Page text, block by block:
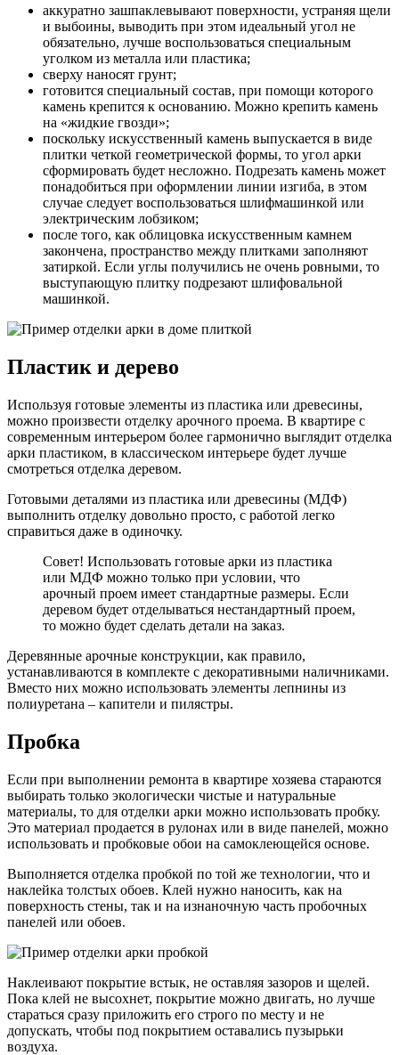
аккуратно зашпаклевывают поверхности, устраняя щели
и выбоины, выводить при этом идеальный угол не
обязательно, лучше воспользоваться специальным
уголком из металла или пластика;
сверху наносят грунт;
готовится специальный состав, при помощи которого
камень крепится к основанию. Можно крепить камень
на «жидкие гвозди»;
поскольку искусственный камень выпускается в виде
плитки четкой геометрической формы, то угол арки
сформировать будет несложно. Подрезать камень может
понадобиться при оформлении линии изгиба, в этом
случае следует воспользоваться шлифмашинкой или
электрическим лобзиком;
после того, как облицовка искусственным камнем
закончена, пространство между плитками заполняют
затиркой. Если углы получились не очень ровными, то
выступающую плитку подрезают шлифовальной
машинкой.
Пластик и дерево
Используя готовые элементы из пластика или древесины,
можно произвести отделку арочного проема. В квартире с
современным интерьером более гармонично выглядит отделка
арки пластиком, в классическом интерьере будет лучше
смотреться отделка деревом.
Готовыми деталями из пластика или древесины (МДФ)
выполнить отделку довольно просто, с работой легко
справиться даже в одиночку.
Совет! Использовать готовые арки из пластика
или МДФ можно только при условии, что
арочный проем имеет стандартные размеры. Если
деревом будет отделываться нестандартный проем,
то можно будет сделать детали на заказ.
Деревянные арочные конструкции, как правило,
устанавливаются в комплекте с декоративными наличниками.
Вместо них можно использовать элементы лепнины из
полиуретана – капители и пилястры.
Пробка
Если при выполнении ремонта в квартире хозяева стараются
выбирать только экологически чистые и натуральные
материалы, то для отделки арки можно использовать пробку.
Это материал продается в рулонах или в виде панелей, можно
использовать и пробковые обои на самоклеющейся основе.
Выполняется отделка пробкой по той же технологии, что и
наклейка толстых обоев. Клей нужно наносить, как на
поверхность стены, так и на изнаночную часть пробочных
панелей или обоев.
Наклеивают покрытие встык, не оставляя зазоров и щелей.
Пока клей не высохнет, покрытие можно двигать, но лучше
стараться сразу приложить его строго по месту и не
допускать, чтобы под покрытием оставались пузырьки
воздуха.